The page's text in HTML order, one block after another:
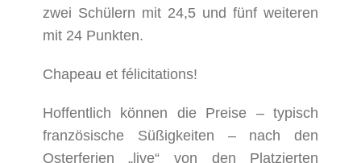
zwei Schülern mit 24,5 und fünf weiteren
mit 24 Punkten.
Chapeau et félicitations!
Hoffentlich können die Preise – typisch
französische Süßigkeiten – nach den
Osterferien „live“ von den Platzierten